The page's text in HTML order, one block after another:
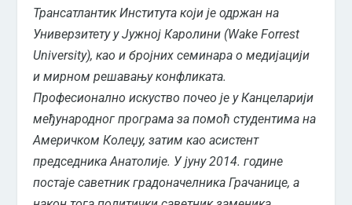
Трансатлантик Института који је одржан на
Универзитету у Јужној Каролини (Wake Forrest
University), као и бројних семинара о медијацији
и мирном решавању конфликата.
Професионално искуство почео је у Канцеларији
међународног програма за помоћ студентима на
Америчком Колеџу, затим као асистент
председника Анатолије. У јуну 2014. године
постаје саветник градоначелника Грачанице, а